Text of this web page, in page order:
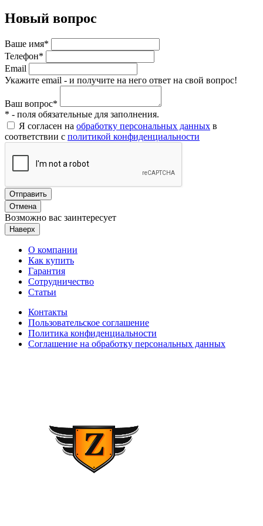
Новый вопрос
Ваше имя*
Телефон*
Email
Укажите email - и получите на него ответ на свой вопрос!
Ваш вопрос*
* - поля обязательные для заполнения.
Я согласен на обработку персональных данных в
соответствии с политикой конфиденциальности
Отправить
Отмена
Возможно вас заинтересует
Наверх
О компании
Как купить
Гарантия
Сотрудничество
Статьи
Контакты
Пользовательское соглашение
Политика конфиденциальности
Соглашение на обработку персональных данных